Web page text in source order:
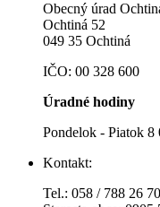
Obecný úrad
Ochtiná 52
049 35 Ochtiná
IČO: 00 328 600
Úradné hodiny
Pondelok - Piatok 8
Kontakt:
Tel.: 058 / 788 26 70